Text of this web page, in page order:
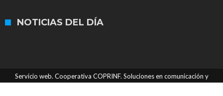
NOTICIAS DEL DÍA
Servicio web. Cooperativa COPRINF. Soluciones en comunicación y